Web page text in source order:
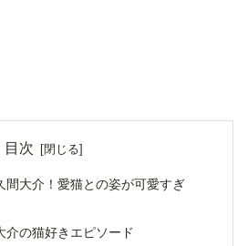
目次
間大介！愛猫との姿が可愛すぎ
介の猫好きエピソード